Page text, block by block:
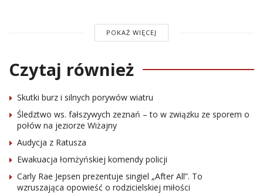
POKAŻ WIĘCEJ
Czytaj również
Skutki burz i silnych porywów wiatru
Śledztwo ws. fałszywych zeznań – to w związku ze sporem o
połów na jeziorze Wiżajny
Audycja z Ratusza
Ewakuacja łomżyńskiej komendy policji
Carly Rae Jepsen prezentuje singiel „After All”. To
wzruszająca opowieść o rodzicielskiej miłości